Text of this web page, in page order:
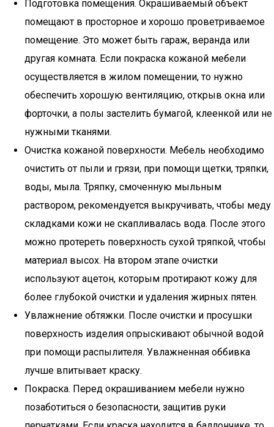
Подготовка помещения. Окрашиваемый объект
помещают в просторное и хорошо проветриваемое
помещение. Это может быть гараж, веранда или
другая комната. Если покраска кожаной мебели
осуществляется в жилом помещении, то нужно
обеспечить хорошую вентиляцию, открыв окна или
форточки, а полы застелить бумагой, клеенкой или не
нужными тканями.
Очистка кожаной поверхности. Мебель необходимо
очистить от пыли и грязи, при помощи щетки, тряпки,
воды, мыла. Тряпку, смоченную мыльным
раствором, рекомендуется выкручивать, чтобы меду
складками кожи не скапливалась вода. После этого
можно протереть поверхность сухой тряпкой, чтобы
материал высох. На втором этапе очистки
используют ацетон, которым протирают кожу для
более глубокой очистки и удаления жирных пятен.
Увлажнение обтяжки. После очистки и просушки
поверхность изделия опрыскивают обычной водой
при помощи распылителя. Увлажненная оббивка
лучше впитывает краску.
Покраска. Перед окрашиванием мебели нужно
позаботиться о безопасности, защитив руки